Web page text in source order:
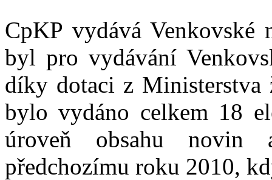
CpKP vydává
byl pro vydávání
díky dotaci z Ministerstva
bylo vydáno celkem 18
úroveň obsahu
předchozímu roku 2010,